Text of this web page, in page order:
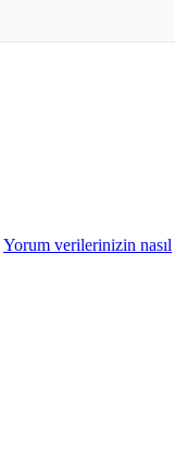
Yorum verilerinizin nasıl